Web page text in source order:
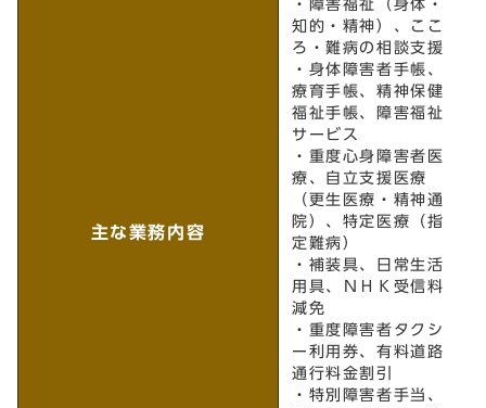
主な業務内容
・障害福祉（身体・
知的・精神）、ここ
ろ・難病の相談支援
・身体障害者手帳、
療育手帳、精神保健
福祉手帳、障害福祉
サービス
・重度心身障害者医
療、自立支援医療
（更生医療・精神通
院）、特定医療（指
定難病）
・補装具、日常生活
用具、ＮＨＫ受信料
減免
・重度障害者タクシ
ー利用券、有料道路
通行料金割引
・特別障害者手当、